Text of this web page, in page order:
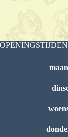
OPENINGSTIJDEN